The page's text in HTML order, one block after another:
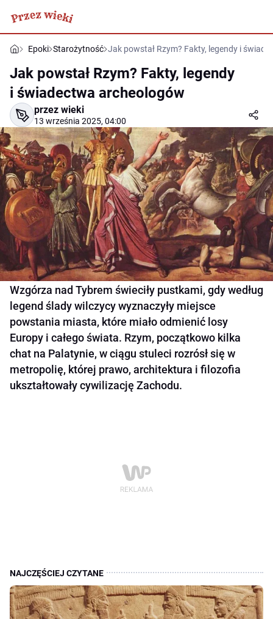
Epoki Starożytność Jak powstał Rzym? Fakty, legendy i
Jak powstał Rzym? Fakty, legendy
i świadectwa archeologów
przez wieki
13 września 2025, 04:00
Wzgórza nad Tybrem świeciły pustkami, gdy według
legend ślady wilczycy wyznaczyły miejsce
powstania miasta, które miało odmienić losy
Europy i całego świata. Rzym, początkowo kilka
chat na Palatynie, w ciągu stuleci rozrósł się w
metropolię, której prawo, architektura i filozofia
ukształtowały cywilizację Zachodu.